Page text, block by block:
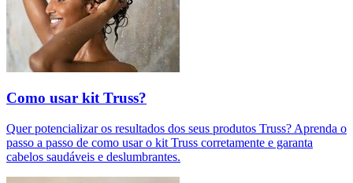
Como usar kit Truss?
Quer potencializar os resultados dos seus produtos Truss? Aprenda o
passo a passo de como usar o kit Truss corretamente e garanta
cabelos saudáveis e deslumbrantes.